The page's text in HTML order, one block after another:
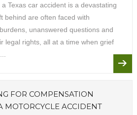
Texas car accident is a devastating
behind are often faced with
unanswered questions and
legal rights, all at a time when grief
FOR COMPENSATION
MOTORCYCLE ACCIDENT